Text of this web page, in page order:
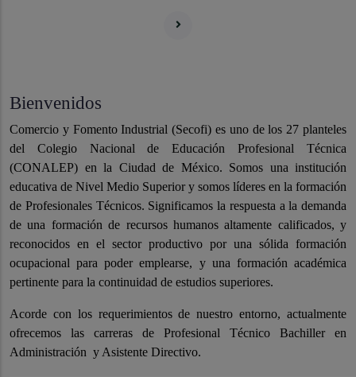
Bienvenidos
Comercio y Fomento Industrial (Secofi) es uno de los 27 planteles
del Colegio Nacional de Educación Profesional Técnica
(CONALEP) en la Ciudad de México. Somos una institución
educativa de Nivel Medio Superior y somos líderes en la formación
de Profesionales Técnicos. Significamos la respuesta a la demanda
de una formación de recursos humanos altamente calificados, y
reconocidos en el sector productivo por una sólida formación
ocupacional para poder emplearse, y una formación académica
pertinente para la continuidad de estudios superiores.
Acorde con los requerimientos de nuestro entorno, actualmente
ofrecemos las carreras de Profesional Técnico Bachiller en
Administración y Asistente Directivo.